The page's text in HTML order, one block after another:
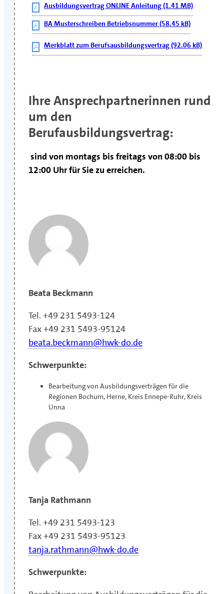
Ausbildungsvertrag ONLINE Anleitung (1.41 MB)
BA Musterschreiben Betriebsnummer (58.45 kB)
Merkblatt zum Berufsausbildungsvertrag (92.06 kB)
Ihre Ansprechpartnerinnen rund
um den
Berufausbildungsvertrag:
sind von montags bis freitags von 08:00 bis
12:00 Uhr für Sie zu erreichen.
Beata Beckmann
Tel. +49 231 5493-124
Fax +49 231 5493-95124
beata.beckmann@hwk-do.de
Schwerpunkte:
Bearbeitung von Ausbildungsverträgen für die
Regionen Bochum, Herne, Kreis Ennepe-Ruhr, Kreis
Unna
Tanja Rathmann
Tel. +49 231 5493-123
Fax +49 231 5493-95123
tanja.rathmann@hwk-do.de
Schwerpunkte: